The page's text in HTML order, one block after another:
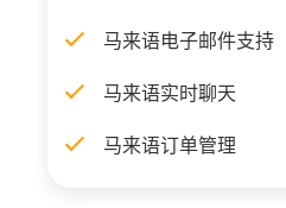
马来语电子邮件支持
马来语实时聊天
马来语订单管理